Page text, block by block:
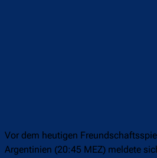
Vor dem heutigen
Argentinien (20:45 MEZ) meldete